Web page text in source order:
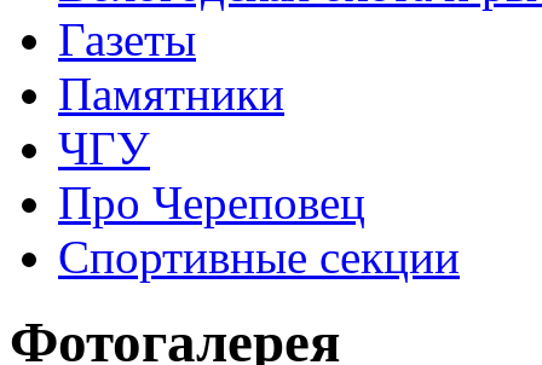
Газеты
Памятники
ЧГУ
Про Череповец
Спортивные секции
Фотогалерея